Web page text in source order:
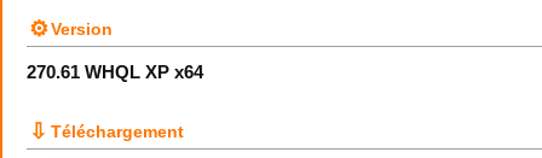
⚙Version
270.61 WHQL XP x64
⇩ Téléchargement